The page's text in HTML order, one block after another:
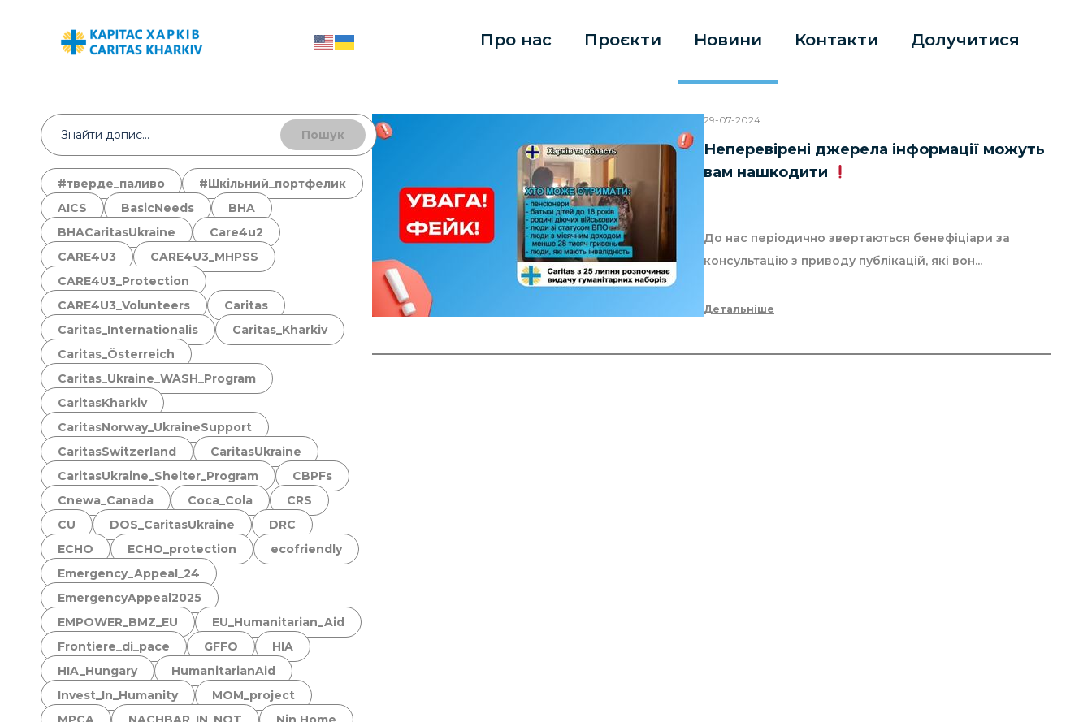
Про нас Проєкти Новини Контакти Долучитися
Пошук
#тверде_паливо
#Шкільний_портфелик
AICS
BasicNeeds
BHA
BHACaritasUkraine
Care4u2
CARE4U3
CARE4U3_MHPSS
CARE4U3_Protection
CARE4U3_Volunteers
Caritas
Caritas_Internationalis
Caritas_Kharkiv
Caritas_Österreich
Caritas_Ukraine_WASH_Program
CaritasKharkiv
CaritasNorway_UkraineSupport
CaritasSwitzerland
CaritasUkraine
CaritasUkraine_Shelter_Program
CBPFs
Cnewa_Canada
Coca_Cola
CRS
CU
DOS_CaritasUkraine
DRC
ECHO
ECHO_protection
ecofriendly
Emergency_Appeal_24
EmergencyAppeal2025
EMPOWER_BMZ_EU
EU_Humanitarian_Aid
Frontiere_di_pace
GFFO
HIA
HIA_Hungary
HumanitarianAid
Invest_In_Humanity
MOM_project
29-07-2024
Неперевірені джерела інформації можуть
вам нашкодити
До нас періодично звертаються бенефіціари за
консультацію з приводу публікацій, які вон...
Детальніше